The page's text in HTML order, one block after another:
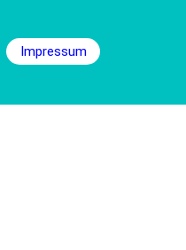
Impressum